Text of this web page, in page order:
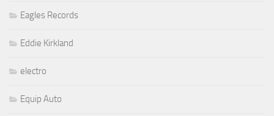
Eagles Records
Eddie Kirkland
electro
Equip Auto